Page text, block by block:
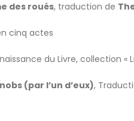
des roués, traduction de
cinq actes
du Livre, collection
(par l’un d’eux),